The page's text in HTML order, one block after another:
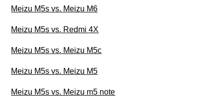
Meizu M5s vs. Meizu M6
Meizu M5s vs. Redmi 4X
Meizu M5s vs. Meizu M5c
Meizu M5s vs. Meizu M5
Meizu M5s vs. Meizu m5 note